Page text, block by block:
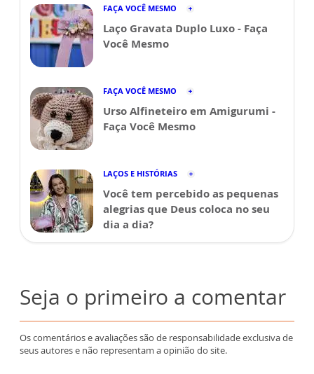
FAÇA VOCÊ MESMO
Laço Gravata Duplo Luxo - Faça
Você Mesmo
FAÇA VOCÊ MESMO
Urso Alfineteiro em Amigurumi -
Faça Você Mesmo
LAÇOS E HISTÓRIAS
Você tem percebido as pequenas
alegrias que Deus coloca no seu
dia a dia?
Seja o primeiro a comentar
Os comentários e avaliações são de responsabilidade exclusiva de
seus autores e não representam a opinião do site.